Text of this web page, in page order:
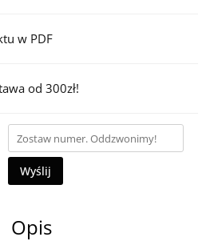
w PDF
od 300zł!
Wyślij
Opis